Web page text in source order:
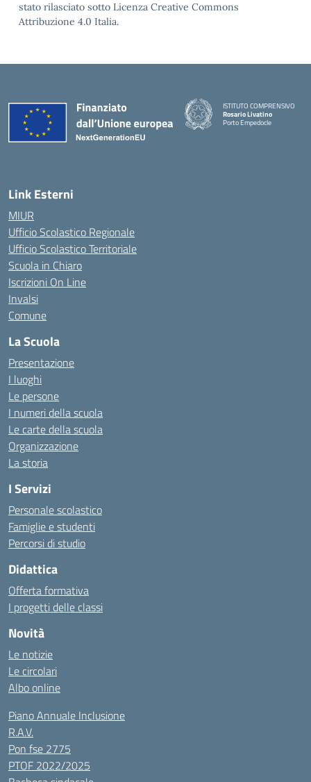
stato rilasciato sotto Licenza Creative Commons
Attribuzione 4.0 Italia.
ISTITUTO COMPRENSIVO
Rosario Livatino
Porto Empedocle
Link Esterni
MIUR
Ufficio Scolastico Regionale
Ufficio Scolastico Territoriale
Scuola in Chiaro
Iscrizioni On Line
Invalsi
Comune
La Scuola
Presentazione
I luoghi
Le persone
I numeri della scuola
Le carte della scuola
Organizzazione
La storia
I Servizi
Personale scolastico
Famiglie e studenti
Percorsi di studio
Didattica
Offerta formativa
I progetti delle classi
Novità
Le notizie
Le circolari
Albo online
Piano Annuale Inclusione
R.A.V.
Pon fse 2775
PTOF 2022/2025